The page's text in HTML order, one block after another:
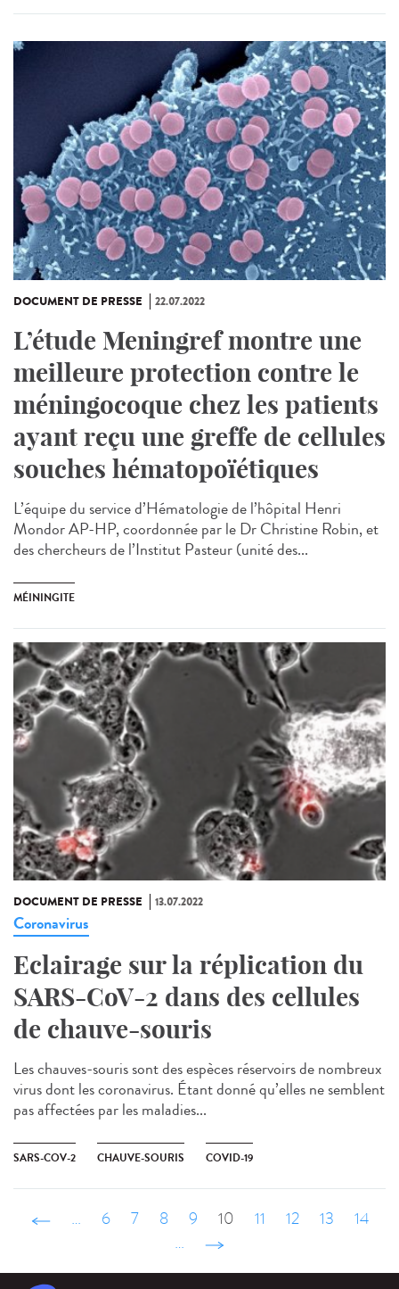
DOCUMENT DE PRESSE 22.07.2022
L’étude Meningref montre une
meilleure protection contre le
méningocoque chez les patients
ayant reçu une greffe de cellules
souches hématopoïétiques
L’équipe du service d’Hématologie de l’hôpital Henri
Mondor AP-HP, coordonnée par le Dr Christine Robin, et
des chercheurs de l’Institut Pasteur (unité des...
MÉININGITE
DOCUMENT DE PRESSE 13.07.2022
Coronavirus
Eclairage sur la réplication du
SARS-CoV-2 dans des cellules
de chauve-souris
Les chauves-souris sont des espèces réservoirs de nombreux
virus dont les coronavirus. Étant donné qu’elles ne semblent
pas affectées par les maladies...
SARS-COV-2 CHAUVE-SOURIS COVID-19
‹ précédent
… 6 7 8 9 10 11 12 13
14
…
suivant ›